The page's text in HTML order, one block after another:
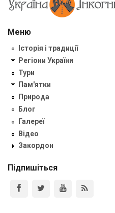
Меню
Історія і традиції
Регіони України
Тури
Пам'ятки
Природа
Блог
Галереї
Відео
Закордон
Підпишіться